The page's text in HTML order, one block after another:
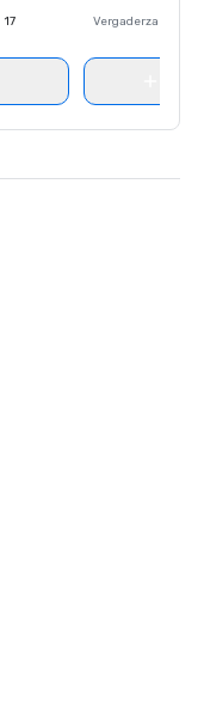
17
Vergaderzalen